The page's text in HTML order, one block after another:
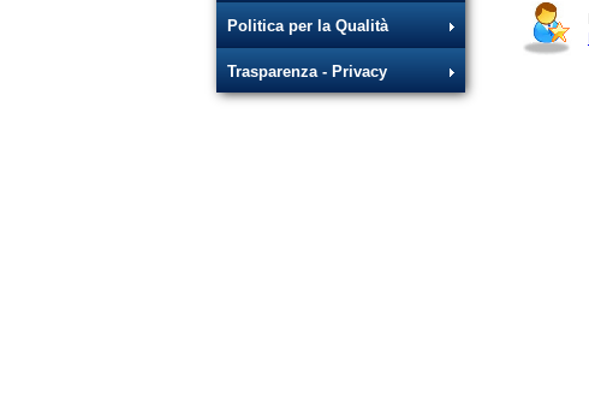
Politica per la Qualità
Trasparenza - Privacy